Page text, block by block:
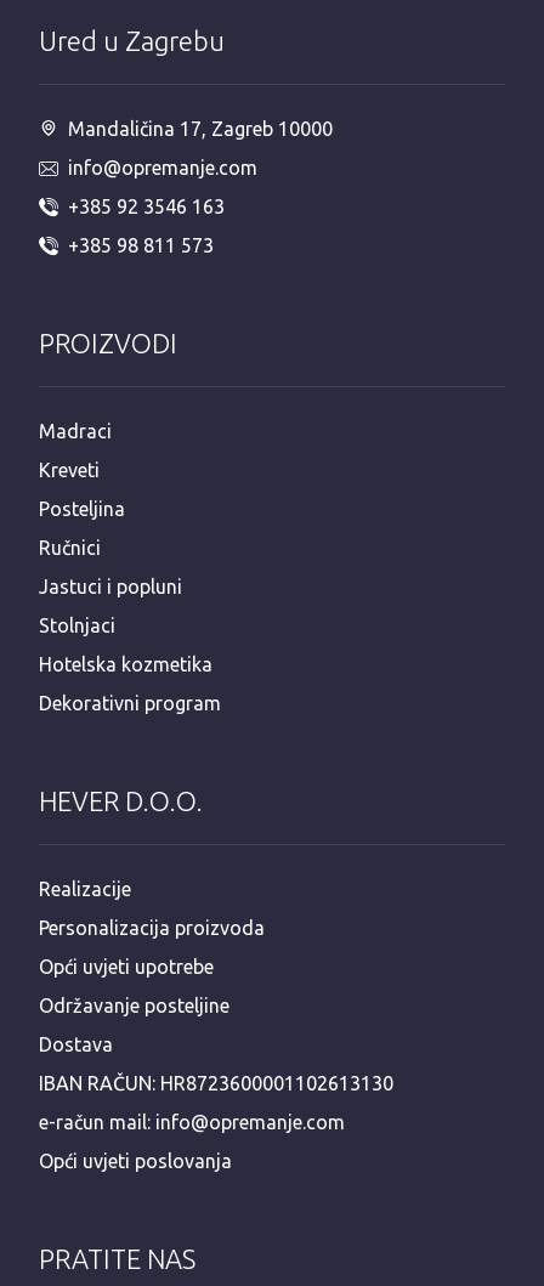
Ured u Zagrebu
Mandaličina 17, Zagreb 10000
info@opremanje.com
+385 92 3546 163
+385 98 811 573
PROIZVODI
Madraci
Kreveti
Posteljina
Ručnici
Jastuci i popluni
Stolnjaci
Hotelska kozmetika
Dekorativni program
HEVER D.O.O.
Realizacije
Personalizacija proizvoda
Opći uvjeti upotrebe
Održavanje posteljine
Dostava
IBAN RAČUN: HR8723600001102613130
e-račun mail: info@opremanje.com
Opći uvjeti poslovanja
PRATITE NAS